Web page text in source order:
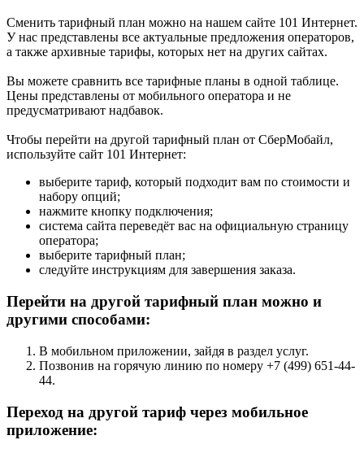
Сменить тарифный план можно на нашем сайте 101 Интернет.
У нас представлены все актуальные предложения операторов,
а также архивные тарифы, которых нет на других сайтах.
Вы можете сравнить все тарифные планы в одной таблице.
Цены представлены от мобильного оператора и не
предусматривают надбавок.
Чтобы перейти на другой тарифный план от СберМобайл,
используйте сайт 101 Интернет:
выберите тариф, который подходит вам по стоимости и
набору опций;
нажмите кнопку подключения;
система сайта переведёт вас на официальную страницу
оператора;
выберите тарифный план;
следуйте инструкциям для завершения заказа.
Перейти на другой тарифный план можно и
другими способами:
В мобильном приложении, зайдя в раздел услуг.
Позвонив на горячую линию по номеру +7 (499) 651-44-
44.
Переход на другой тариф через мобильное
приложение: